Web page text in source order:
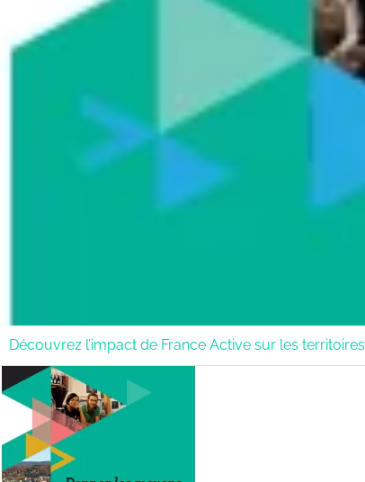
Découvrez l’impact de France Active sur les territoires